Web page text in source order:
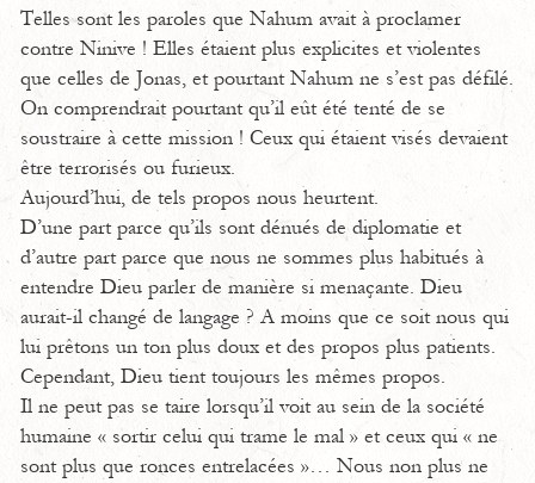
Telles sont les paroles que Nahum avait à proclamer
contre Ninive ! Elles étaient plus explicites et violentes
que celles de Jonas, et pourtant Nahum ne s’est pas défilé.
On comprendrait pourtant qu’il eût été tenté de se
soustraire à cette mission ! Ceux qui étaient visés devaient
être terrorisés ou furieux.
Aujourd’hui, de tels propos nous heurtent.
D’une part parce qu’ils sont dénués de diplomatie et
d’autre part parce que nous ne sommes plus habitués à
entendre Dieu parler de manière si menaçante. Dieu
aurait-il changé de langage ? A moins que ce soit nous qui
lui prêtons un ton plus doux et des propos plus patients.
Cependant, Dieu tient toujours les mêmes propos.
Il ne peut pas se taire lorsqu’il voit au sein de la société
humaine « sortir celui qui trame le mal » et ceux qui « ne
sont plus que ronces entrelacées »… Nous non plus ne